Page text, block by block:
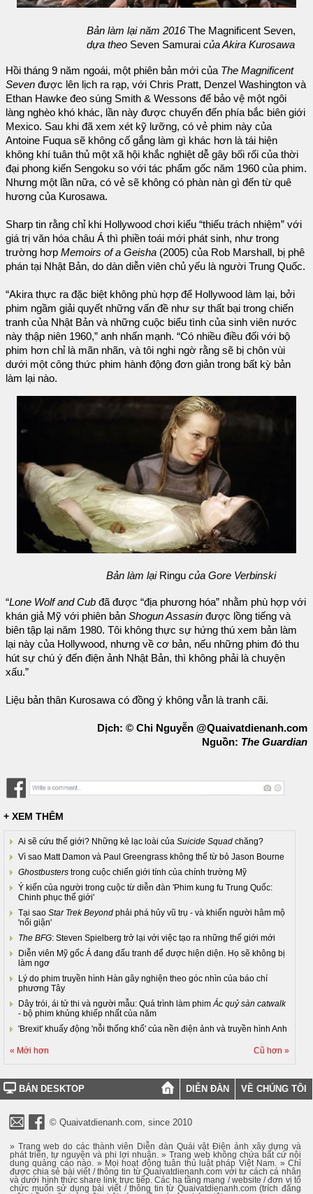
Bản làm lại năm 2016The Magnificent Seven,
dựa theo Seven Samurai của Akira Kurosawa
Hồi tháng 9 năm ngoái, một phiên bản mới của The Magnificent
Seven được lên lịch ra rạp, với Chris Pratt, Denzel Washington và
Ethan Hawke đeo súng Smith & Wessons để bảo vệ một ngôi
làng nghèo khó khác, lần này được chuyển đến phía bắc biên giới
Mexico. Sau khi đã xem xét kỹ lưỡng, có vẻ phim này của
Antoine Fuqua sẽ không cố gắng làm gì khác hơn là tái hiện
không khí tuân thủ một xã hội khắc nghiệt dễ gây bối rối của thời
đại phong kiến Sengoku so với tác phẩm gốc năm 1960 của phim.
Nhưng một lần nữa, có vẻ sẽ không có phàn nàn gì đến từ quê
hương của Kurosawa.
Sharp tin rằng chỉ khi Hollywood chơi kiểu “thiếu trách nhiệm” với
giá trị văn hóa châu Á thì phiền toái mới phát sinh, như trong
trường hơp Memoirs of a Geisha (2005) của Rob Marshall, bị phê
phán tại Nhật Bản, do dàn diễn viên chủ yếu là người Trung Quốc.
“Akira thực ra đặc biệt không phù hợp để Hollywood làm lại, bởi
phim ngầm giải quyết những vấn đề như sự thất bại trong chiến
tranh của Nhật Bản và những cuộc biểu tình của sinh viên nước
này thập niên 1960,” anh nhấn mạnh. “Có nhiều điều đối với bộ
phim hơn chỉ là mãn nhãn, và tôi nghi ngờ rằng sẽ bị chôn vùi
dưới một công thức phim hành động đơn giản trong bất kỳ bản
làm lại nào.
Bản làm lạiRingu của Gore Verbinski
“Lone Wolf and Cub đã được “địa phương hóa” nhằm phù hợp với
khán giả Mỹ với phiên bản Shogun Assasin được lồng tiếng và
biên tập lại năm 1980. Tôi không thực sự hứng thú xem bản làm
lại này của Hollywood, nhưng về cơ bản, nếu những phim đó thu
hút sự chú ý đến điện ảnh Nhật Bản, thì không phải là chuyện
xấu.”
Liệu bản thân Kurosawa có đồng ý không vẫn là tranh cãi.
Dịch: © Chi Nguyễn @Quaivatdienanh.com
Nguồn: The Guardian
+ XEM THÊM
Ai sẽ cứu thế giới? Những kẻ lạc loài của Suicide Squad chăng?
Vì sao Matt Damon và Paul Greengrass không thể từ bỏ Jason Bourne
Ghostbusters trong cuộc chiến giới tính của chính trường Mỹ
Ý kiến của người trong cuộc từ diễn đàn 'Phim kung fu Trung Quốc:
Chinh phục thế giới'
Tại sao Star Trek Beyond phải phá hủy vũ trụ - và khiến người hâm mộ
'nổi giận'
The BFG: Steven Spielberg trở lại với việc tạo ra những thế giới mới
Diễn viên Mỹ gốc Á đang đấu tranh để được hiện diện. Họ sẽ không bị
làm ngơ
Lý do phim truyền hình Hàn gây nghiện theo góc nhìn của báo chí
phương Tây
Dây trói, ái tử thi và người mẫu: Quá trình làm phim Ác quỷ sàn catwalk
- bộ phim khủng khiếp nhất của năm
'Brexit' khuấy động 'nỗi thống khổ' của nền điện ảnh và truyền hình Anh
« Mới hơn Cũ hơn »
BẢN DESKTOP DIỄN ĐÀN VỀ CHÚNG TÔI
© Quaivatdienanh.com, since 2010
» Trang web do các thành viên Diễn đàn Quái vật Điện ảnh xây dựng và
phát triển, tự nguyện và phi lợi nhuận. » Trang web không chứa bất cứ nội
dung quảng cáo nào. » Mọi hoạt động tuân thủ luật pháp Việt Nam. » Chỉ
được chia sẻ bài viết / thông tin từ Quaivatdienanh.com với tư cách cá nhân
và dưới hình thức share link trực tiếp. Các hạ tầng mạng / website / đơn vị tổ
chức muốn sử dụng bài viết / thông tin từ Quaivatdienanh.com (trích đăng